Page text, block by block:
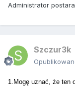
Administrator
Szczur3k
1.Mogę uznać, że ten